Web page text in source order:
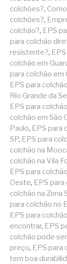
colchões?,
colchões?,
colchão?, EPS
para colchão
resistente?,
colchão em
para colchão em
EPS para
Rio Grande da
EPS para
colchão em São
Paulo, EPS para
SP, EPS para
colchão na
colchão na Vila
EPS para
Oeste, EPS para
colchão na Zona
para colchão no
EPS para
encontrar, EPS
colchão pode
preço, EPS para
tem boa